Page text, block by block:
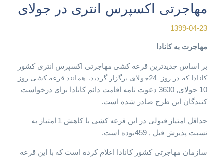
مهاجرتی اکسپرس انتری در جولای
1399-04-23
مهاجرت به کانادا
بر اساس جدیدترین قرعه کشی مهاجرتی اکسپرس انتری کشور
کانادا که در روز 24جولای برگزار گردید، همانند قرعه کشی روز
10 جولای, 3600 دعوت نامه اقامت دائم کانادا برای درخواست
کنندگان این طرح صادر شده است.
حداقل امتیاز قبولی در این قرعه کشی با کاهش 1 امتیاز به
نسبت پذیرش قبل , 459بوده است.
سازمان مهاجرتی کشور کانادا اعلام کرده است که با این قرعه